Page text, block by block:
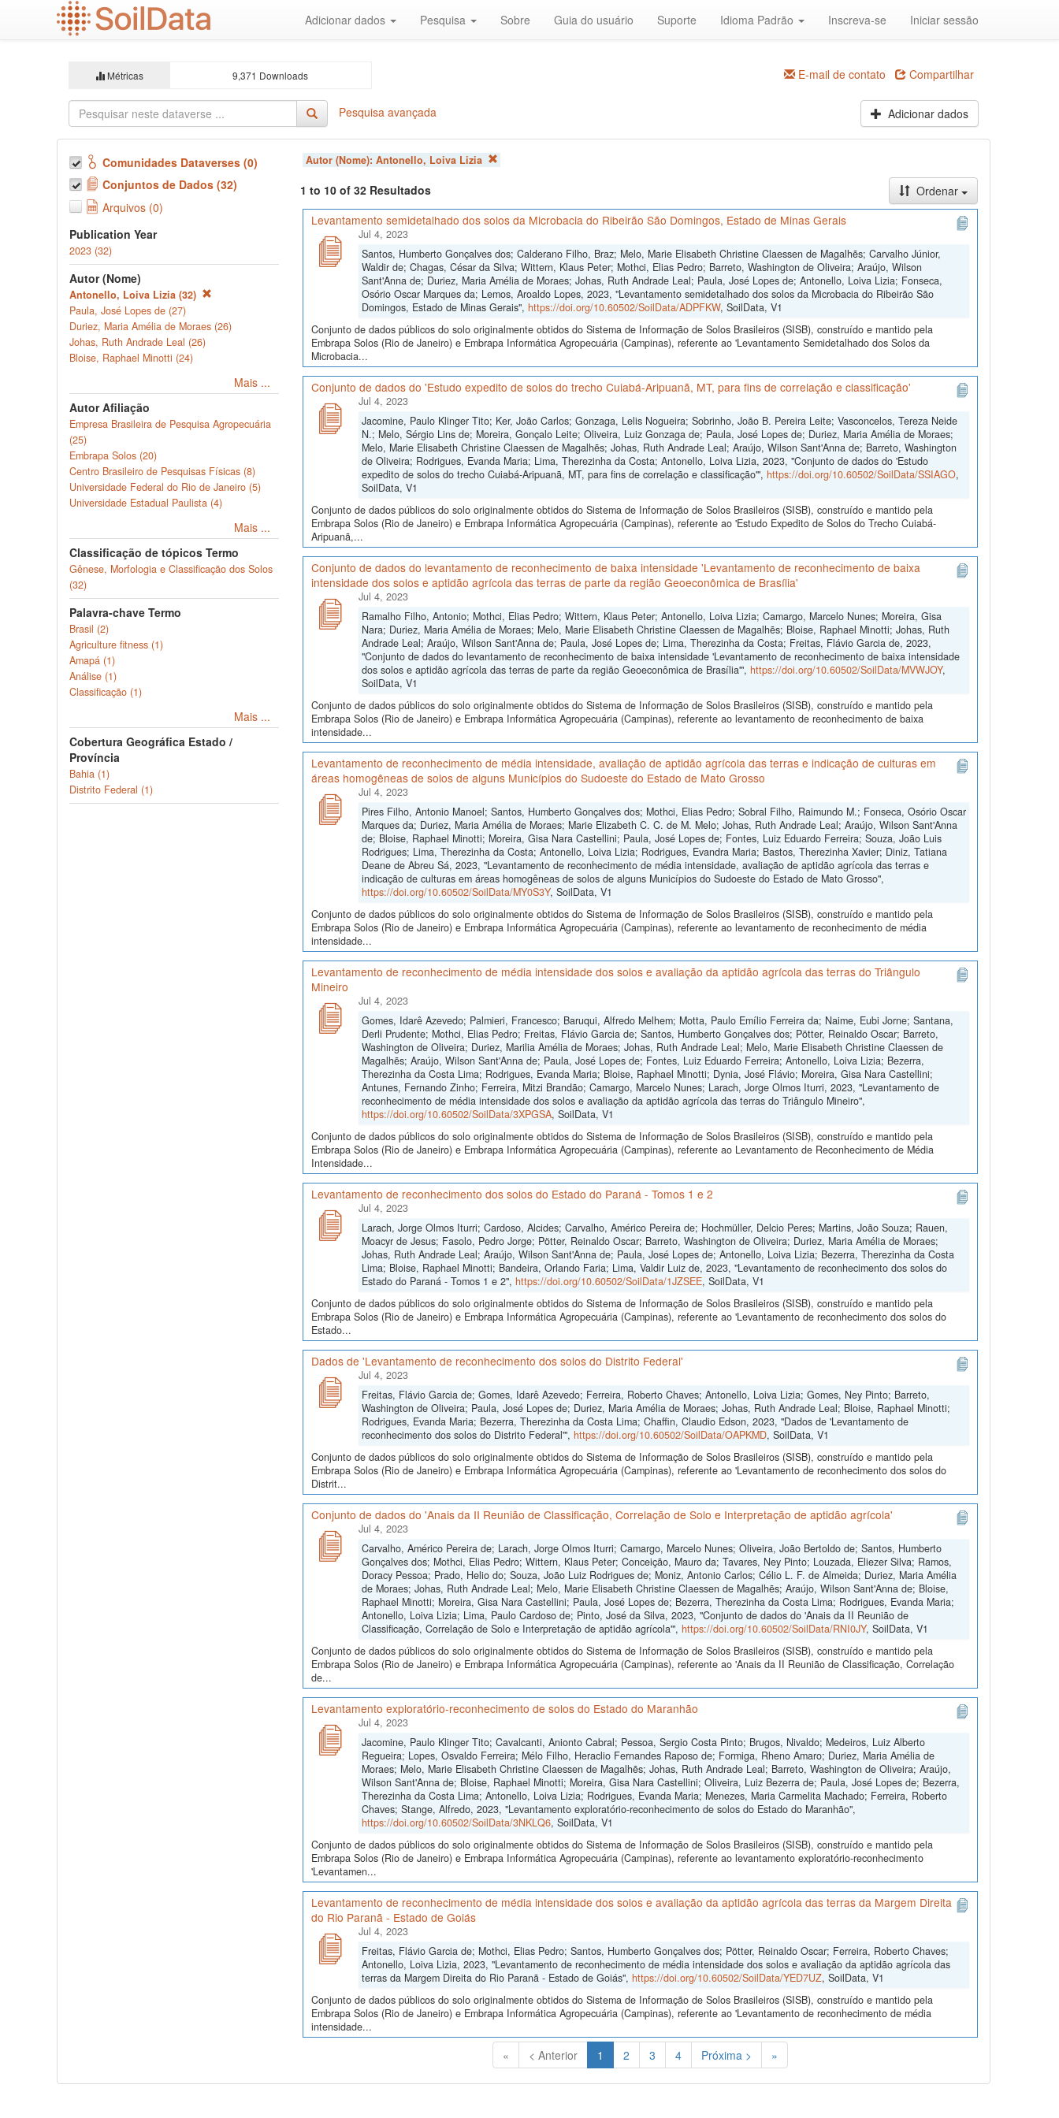
Adicionar dados Pesquisa Sobre Guia do usuário Suporte Idioma Padrão Inscreva-se Iniciar sessão
Métricas 9,371 Downloads E-mail de contato Compartilhar
Pesquisa avançada Adicionar dados
Comunidades Dataverses (0)
Conjuntos de Dados (32)
Arquivos (0)
Publication Year
2023 (32)
Autor (Nome)
Antonello, Loiva Lizia (32)
Paula, José Lopes de (27)
Duriez, Maria Amélia de Moraes (26)
Johas, Ruth Andrade Leal (26)
Bloise, Raphael Minotti (24)
Mais ...
Autor Afiliação
Empresa Brasileira de Pesquisa Agropecuária
(25)
Embrapa Solos (20)
Centro Brasileiro de Pesquisas Físicas (8)
Universidade Federal do Rio de Janeiro (5)
Universidade Estadual Paulista (4)
Mais ...
Classificação de tópicos Termo
Gênese, Morfologia e Classificação dos Solos
(32)
Palavra-chave Termo
Brasil (2)
Agriculture fitness (1)
Amapá (1)
Análise (1)
Classificação (1)
Mais ...
Cobertura Geográfica Estado /
Província
Bahia (1)
Distrito Federal (1)
Autor (Nome): Antonello, Loiva Lizia
1 to 10 of 32 Resultados
Ordenar
Levantamento semidetalhado dos solos da Microbacia do Ribeirão São Domingos, Estado de Minas Gerais
Jul 4, 2023
Santos, Humberto Gonçalves dos; Calderano Filho, Braz; Melo, Marie Elisabeth Christine Claessen de Magalhẽs; Carvalho Júnior,
Waldir de; Chagas, César da Silva; Wittern, Klaus Peter; Mothci, Elias Pedro; Barreto, Washington de Oliveira; Araújo, Wilson
Sant'Anna de; Duriez, Maria Amélia de Moraes; Johas, Ruth Andrade Leal; Paula, José Lopes de; Antonello, Loiva Lizia; Fonseca,
Osório Oscar Marques da; Lemos, Aroaldo Lopes, 2023, "Levantamento semidetalhado dos solos da Microbacia do Ribeirão São
Domingos, Estado de Minas Gerais", https://doi.org/10.60502/SoilData/ADPFKW, SoilData, V1
Conjunto de dados públicos do solo originalmente obtidos do Sistema de Informação de Solos Brasileiros (SISB), construído e mantido pela
Embrapa Solos (Rio de Janeiro) e Embrapa Informática Agropecuária (Campinas), referente ao 'Levantamento Semidetalhado dos Solos da
Microbacia...
Conjunto de dados do 'Estudo expedito de solos do trecho Cuiabá-Aripuanã, MT, para fins de correlação e classificação'
Jul 4, 2023
Jacomine, Paulo Klinger Tito; Ker, João Carlos; Gonzaga, Lelis Nogueira; Sobrinho, João B. Pereira Leite; Vasconcelos, Tereza Neide
N.; Melo, Sérgio Lins de; Moreira, Gonçalo Leite; Oliveira, Luiz Gonzaga de; Paula, José Lopes de; Duriez, Maria Amélia de Moraes;
Melo, Marie Elisabeth Christine Claessen de Magalhẽs; Johas, Ruth Andrade Leal; Araújo, Wilson Sant'Anna de; Barreto, Washington
de Oliveira; Rodrigues, Evanda Maria; Lima, Therezinha da Costa; Antonello, Loiva Lizia, 2023, "Conjunto de dados do 'Estudo
expedito de solos do trecho Cuiabá-Aripuanã, MT, para fins de correlação e classificação'", https://doi.org/10.60502/SoilData/SSIAGO,
SoilData, V1
Conjunto de dados públicos do solo originalmente obtidos do Sistema de Informação de Solos Brasileiros (SISB), construído e mantido pela
Embrapa Solos (Rio de Janeiro) e Embrapa Informática Agropecuária (Campinas), referente ao 'Estudo Expedito de Solos do Trecho Cuiabá-
Aripuanã,...
Conjunto de dados do levantamento de reconhecimento de baixa intensidade 'Levantamento de reconhecimento de baixa
intensidade dos solos e aptidão agrícola das terras de parte da região Geoeconômica de Brasília'
Jul 4, 2023
Ramalho Filho, Antonio; Mothci, Elias Pedro; Wittern, Klaus Peter; Antonello, Loiva Lizia; Camargo, Marcelo Nunes; Moreira, Gisa
Nara; Duriez, Maria Amélia de Moraes; Melo, Marie Elisabeth Christine Claessen de Magalhẽs; Bloise, Raphael Minotti; Johas, Ruth
Andrade Leal; Araújo, Wilson Sant'Anna de; Paula, José Lopes de; Lima, Therezinha da Costa; Freitas, Flávio Garcia de, 2023,
"Conjunto de dados do levantamento de reconhecimento de baixa intensidade 'Levantamento de reconhecimento de baixa intensidade
dos solos e aptidão agrícola das terras de parte da região Geoeconômica de Brasília'", https://doi.org/10.60502/SoilData/MVWJOY,
SoilData, V1
Conjunto de dados públicos do solo originalmente obtidos do Sistema de Informação de Solos Brasileiros (SISB), construído e mantido pela
Embrapa Solos (Rio de Janeiro) e Embrapa Informática Agropecuária (Campinas), referente ao levantamento de reconhecimento de baixa
intensidade...
Levantamento de reconhecimento de média intensidade, avaliação de aptidão agrícola das terras e indicação de culturas em
áreas homogêneas de solos de alguns Municípios do Sudoeste do Estado de Mato Grosso
Jul 4, 2023
Pires Filho, Antonio Manoel; Santos, Humberto Gonçalves dos; Mothci, Elias Pedro; Sobral Filho, Raimundo M.; Fonseca, Osório Oscar
Marques da; Duriez, Maria Amélia de Moraes; Marie Elizabeth C. C. de M. Melo; Johas, Ruth Andrade Leal; Araújo, Wilson Sant'Anna
de; Bloise, Raphael Minotti; Moreira, Gisa Nara Castellini; Paula, José Lopes de; Fontes, Luiz Eduardo Ferreira; Souza, João Luis
Rodrigues; Lima, Therezinha da Costa; Antonello, Loiva Lizia; Rodrigues, Evandra Maria; Bastos, Therezinha Xavier; Diniz, Tatiana
Deane de Abreu Sá, 2023, "Levantamento de reconhecimento de média intensidade, avaliação de aptidão agrícola das terras e
indicação de culturas em áreas homogêneas de solos de alguns Municípios do Sudoeste do Estado de Mato Grosso",
https://doi.org/10.60502/SoilData/MY0S3Y, SoilData, V1
Conjunto de dados públicos do solo originalmente obtidos do Sistema de Informação de Solos Brasileiros (SISB), construído e mantido pela
Embrapa Solos (Rio de Janeiro) e Embrapa Informática Agropecuária (Campinas), referente ao levantamento de reconhecimento de média
intensidade...
Levantamento de reconhecimento de média intensidade dos solos e avaliação da aptidão agrícola das terras do Triângulo
Mineiro
Jul 4, 2023
Gomes, Idarê Azevedo; Palmieri, Francesco; Baruqui, Alfredo Melhem; Motta, Paulo Emílio Ferreira da; Naime, Eubi Jorne; Santana,
Derli Prudente; Mothci, Elias Pedro; Freitas, Flávio Garcia de; Santos, Humberto Gonçalves dos; Pötter, Reinaldo Oscar; Barreto,
Washington de Oliveira; Duriez, Marilia Amélia de Moraes; Johas, Ruth Andrade Leal; Melo, Marie Elisabeth Christine Claessen de
Magalhẽs; Araújo, Wilson Sant'Anna de; Paula, José Lopes de; Fontes, Luiz Eduardo Ferreira; Antonello, Loiva Lizia; Bezerra,
Therezinha da Costa Lima; Rodrigues, Evanda Maria; Bloise, Raphael Minotti; Dynia, José Flávio; Moreira, Gisa Nara Castellini;
Antunes, Fernando Zinho; Ferreira, Mitzi Brandão; Camargo, Marcelo Nunes; Larach, Jorge Olmos Iturri, 2023, "Levantamento de
reconhecimento de média intensidade dos solos e avaliação da aptidão agrícola das terras do Triângulo Mineiro",
https://doi.org/10.60502/SoilData/3XPGSA, SoilData, V1
Conjunto de dados públicos do solo originalmente obtidos do Sistema de Informação de Solos Brasileiros (SISB), construído e mantido pela
Embrapa Solos (Rio de Janeiro) e Embrapa Informática Agropecuária (Campinas), referente ao Levantamento de Reconhecimento de Média
Intensidade...
Levantamento de reconhecimento dos solos do Estado do Paraná - Tomos 1 e 2
Jul 4, 2023
Larach, Jorge Olmos Iturri; Cardoso, Alcides; Carvalho, Américo Pereira de; Hochmüller, Delcio Peres; Martins, João Souza; Rauen,
Moacyr de Jesus; Fasolo, Pedro Jorge; Pötter, Reinaldo Oscar; Barreto, Washington de Oliveira; Duriez, Maria Amélia de Moraes;
Johas, Ruth Andrade Leal; Araújo, Wilson Sant'Anna de; Paula, José Lopes de; Antonello, Loiva Lizia; Bezerra, Therezinha da Costa
Lima; Bloise, Raphael Minotti; Bandeira, Orlando Faria; Lima, Valdir Luiz de, 2023, "Levantamento de reconhecimento dos solos do
Estado do Paraná - Tomos 1 e 2", https://doi.org/10.60502/SoilData/1JZSEE, SoilData, V1
Conjunto de dados públicos do solo originalmente obtidos do Sistema de Informação de Solos Brasileiros (SISB), construído e mantido pela
Embrapa Solos (Rio de Janeiro) e Embrapa Informática Agropecuária (Campinas), referente ao 'Levantamento de reconhecimento dos solos do
Estado...
Dados de 'Levantamento de reconhecimento dos solos do Distrito Federal'
Jul 4, 2023
Freitas, Flávio Garcia de; Gomes, Idarê Azevedo; Ferreira, Roberto Chaves; Antonello, Loiva Lizia; Gomes, Ney Pinto; Barreto,
Washington de Oliveira; Paula, José Lopes de; Duriez, Maria Amélia de Moraes; Johas, Ruth Andrade Leal; Bloise, Raphael Minotti;
Rodrigues, Evanda Maria; Bezerra, Therezinha da Costa Lima; Chaffin, Claudio Edson, 2023, "Dados de 'Levantamento de
reconhecimento dos solos do Distrito Federal'", https://doi.org/10.60502/SoilData/OAPKMD, SoilData, V1
Conjunto de dados públicos do solo originalmente obtidos do Sistema de Informação de Solos Brasileiros (SISB), construído e mantido pela
Embrapa Solos (Rio de Janeiro) e Embrapa Informática Agropecuária (Campinas), referente ao 'Levantamento de reconhecimento dos solos do
Distrit...
Conjunto de dados do 'Anais da II Reunião de Classificação, Correlação de Solo e Interpretação de aptidão agrícola'
Jul 4, 2023
Carvalho, Américo Pereira de; Larach, Jorge Olmos Iturri; Camargo, Marcelo Nunes; Oliveira, João Bertoldo de; Santos, Humberto
Gonçalves dos; Mothci, Elias Pedro; Wittern, Klaus Peter; Conceição, Mauro da; Tavares, Ney Pinto; Louzada, Eliezer Silva; Ramos,
Doracy Pessoa; Prado, Helio do; Souza, João Luiz Rodrigues de; Moniz, Antonio Carlos; Célio L. F. de Almeida; Duriez, Maria Amélia
de Moraes; Johas, Ruth Andrade Leal; Melo, Marie Elisabeth Christine Claessen de Magalhẽs; Araújo, Wilson Sant'Anna de; Bloise,
Raphael Minotti; Moreira, Gisa Nara Castellini; Paula, José Lopes de; Bezerra, Therezinha da Costa Lima; Rodrigues, Evanda Maria;
Antonello, Loiva Lizia; Lima, Paulo Cardoso de; Pinto, José da Silva, 2023, "Conjunto de dados do 'Anais da II Reunião de
Classificação, Correlação de Solo e Interpretação de aptidão agrícola'", https://doi.org/10.60502/SoilData/RNI0JY, SoilData, V1
Conjunto de dados públicos do solo originalmente obtidos do Sistema de Informação de Solos Brasileiros (SISB), construído e mantido pela
Embrapa Solos (Rio de Janeiro) e Embrapa Informática Agropecuária (Campinas), referente ao 'Anais da II Reunião de Classificação, Correlação
de...
Levantamento exploratório-reconhecimento de solos do Estado do Maranhão
Jul 4, 2023
Jacomine, Paulo Klinger Tito; Cavalcanti, Anionto Cabral; Pessoa, Sergio Costa Pinto; Brugos, Nivaldo; Medeiros, Luiz Alberto
Regueira; Lopes, Osvaldo Ferreira; Mélo Filho, Heraclio Fernandes Raposo de; Formiga, Rheno Amaro; Duriez, Maria Amélia de
Moraes; Melo, Marie Elisabeth Christine Claessen de Magalhẽs; Johas, Ruth Andrade Leal; Barreto, Washington de Oliveira; Araújo,
Wilson Sant'Anna de; Bloise, Raphael Minotti; Moreira, Gisa Nara Castellini; Oliveira, Luiz Bezerra de; Paula, José Lopes de; Bezerra,
Therezinha da Costa Lima; Antonello, Loiva Lizia; Rodrigues, Evanda Maria; Menezes, Maria Carmelita Machado; Ferreira, Roberto
Chaves; Stange, Alfredo, 2023, "Levantamento exploratório-reconhecimento de solos do Estado do Maranhão",
https://doi.org/10.60502/SoilData/3NKLQ6, SoilData, V1
Conjunto de dados públicos do solo originalmente obtidos do Sistema de Informação de Solos Brasileiros (SISB), construído e mantido pela
Embrapa Solos (Rio de Janeiro) e Embrapa Informática Agropecuária (Campinas), referente ao levantamento exploratório-reconhecimento
'Levantamen...
Levantamento de reconhecimento de média intensidade dos solos e avaliação da aptidão agrícola das terras da Margem Direita
do Rio Paranã - Estado de Goiás
Jul 4, 2023
Freitas, Flávio Garcia de; Mothci, Elias Pedro; Santos, Humberto Gonçalves dos; Pötter, Reinaldo Oscar; Ferreira, Roberto Chaves;
Antonello, Loiva Lizia, 2023, "Levantamento de reconhecimento de média intensidade dos solos e avaliação da aptidão agrícola das
terras da Margem Direita do Rio Paranã - Estado de Goiás", https://doi.org/10.60502/SoilData/YED7UZ, SoilData, V1
Conjunto de dados públicos do solo originalmente obtidos do Sistema de Informação de Solos Brasileiros (SISB), construído e mantido pela
Embrapa Solos (Rio de Janeiro) e Embrapa Informática Agropecuária (Campinas), referente ao 'Levantamento de reconhecimento de média
intensidade...
« < Anterior 1 (Atual)
2 3 4 Próxima > »